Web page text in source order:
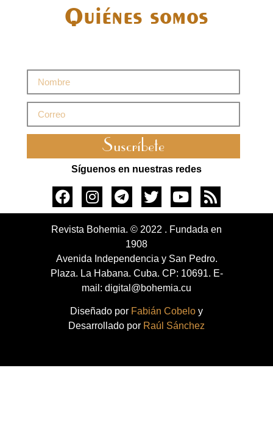
Quiénes somos
Suscríbete
Síguenos en nuestras redes
Revista Bohemia. © 2022 . Fundada en
1908
Avenida Independencia y San Pedro.
Plaza. La Habana. Cuba. CP: 10691. E-
mail: digital@bohemia.cu
Diseñado por Fabián Cobelo y
Desarrollado por Raúl Sánchez